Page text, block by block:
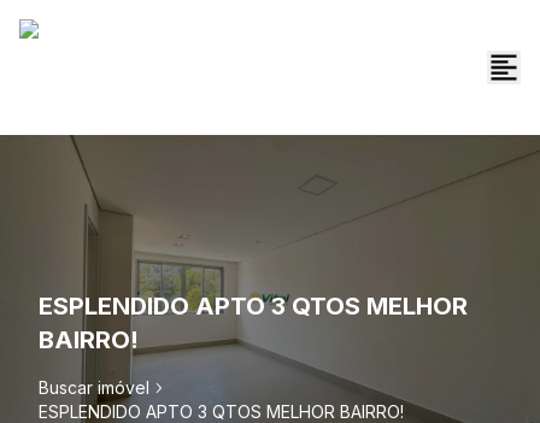
ESPLENDIDO APTO 3 QTOS MELHOR
BAIRRO!
Buscar imóvel
ESPLENDIDO APTO 3 QTOS MELHOR BAIRRO!